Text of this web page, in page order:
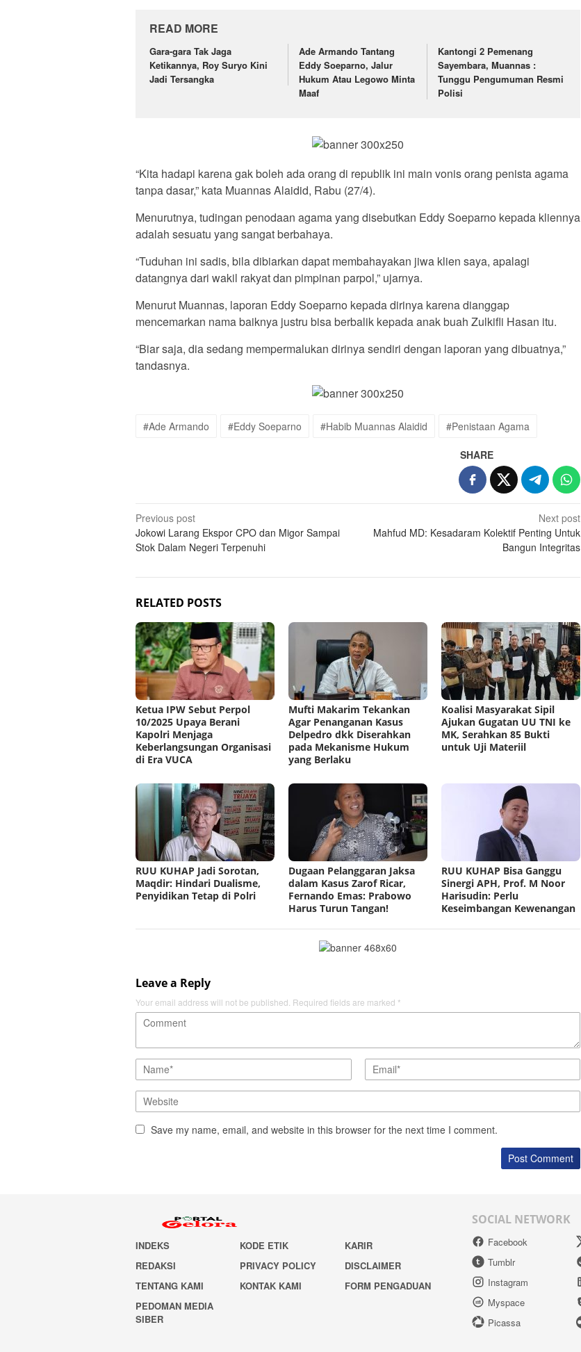
READ MORE
Gara-gara Tak Jaga
Ketikannya, Roy Suryo Kini
Jadi Tersangka
Ade Armando Tantang
Eddy Soeparno, Jalur
Hukum Atau Legowo Minta
Maaf
Kantongi 2 Pemenang
Sayembara, Muannas :
Tunggu Pengumuman Resmi
Polisi
“Kita hadapi karena gak boleh ada orang di republik ini main vonis orang penista agama
tanpa dasar,” kata Muannas Alaidid, Rabu (27/4).
Menurutnya, tudingan penodaan agama yang disebutkan Eddy Soeparno kepada kliennya
adalah sesuatu yang sangat berbahaya.
“Tuduhan ini sadis, bila dibiarkan dapat membahayakan jiwa klien saya, apalagi
datangnya dari wakil rakyat dan pimpinan parpol,” ujarnya.
Menurut Muannas, laporan Eddy Soeparno kepada dirinya karena dianggap
mencemarkan nama baiknya justru bisa berbalik kepada anak buah Zulkifli Hasan itu.
“Biar saja, dia sedang mempermalukan dirinya sendiri dengan laporan yang dibuatnya,”
tandasnya.
#Ade Armando #Eddy Soeparno #Habib Muannas Alaidid #Penistaan Agama
SHARE
Post
navigation
Previous post
Jokowi Larang Ekspor CPO dan Migor Sampai
Stok Dalam Negeri Terpenuhi
Next post
Mahfud MD: Kesadaram Kolektif Penting Untuk
Bangun Integritas
RELATED POSTS
Ketua IPW Sebut Perpol
10/2025 Upaya Berani
Kapolri Menjaga
Keberlangsungan Organisasi
di Era VUCA
Mufti Makarim Tekankan
Agar Penanganan Kasus
Delpedro dkk Diserahkan
pada Mekanisme Hukum
yang Berlaku
Koalisi Masyarakat Sipil
Ajukan Gugatan UU TNI ke
MK, Serahkan 85 Bukti
untuk Uji Materiil
RUU KUHAP Jadi Sorotan,
Maqdir: Hindari Dualisme,
Penyidikan Tetap di Polri
Dugaan Pelanggaran Jaksa
dalam Kasus Zarof Ricar,
Fernando Emas: Prabowo
Harus Turun Tangan!
RUU KUHAP Bisa Ganggu
Sinergi APH, Prof. M Noor
Harisudin: Perlu
Keseimbangan Kewenangan
Leave a Reply
Your email address will not be published. Required fields are marked *
Save my name, email, and website in this browser for the next time I comment.
INDEKS KODE ETIK
KARIR
REDAKSI
PRIVACY POLICY
DISCLAIMER
TENTANG KAMI
KONTAK KAMI
FORM PENGADUAN
PEDOMAN MEDIA
SIBER
SOCIAL NETWORK
Facebook
Tumblr
Instagram
Myspace
Picassa